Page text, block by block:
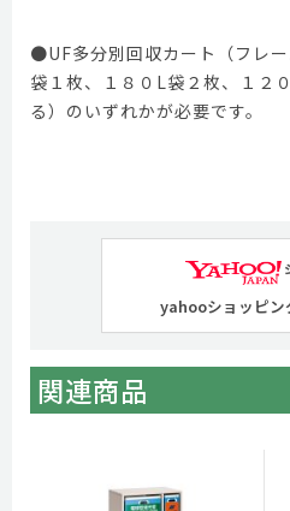
●UF多分別回収カート（フレ
袋１枚、１８０L袋２枚、１２
る）のいずれかが必要です。
yahooショッピン
関連商品